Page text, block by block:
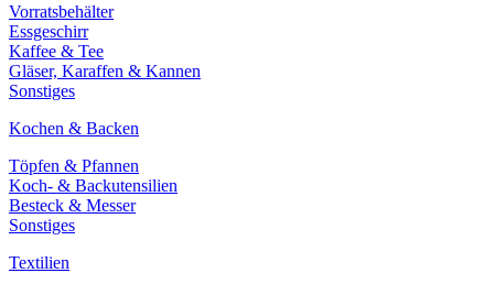
Vorratsbehälter
Essgeschirr
Kaffee & Tee
Gläser, Karaffen & Kannen
Sonstiges
Kochen & Backen
Töpfen & Pfannen
Koch- & Backutensilien
Besteck & Messer
Sonstiges
Textilien